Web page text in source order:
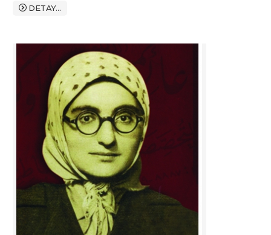
karanlıkları... Her şeyi anlatırdı. Hem de allaya
DETAY...